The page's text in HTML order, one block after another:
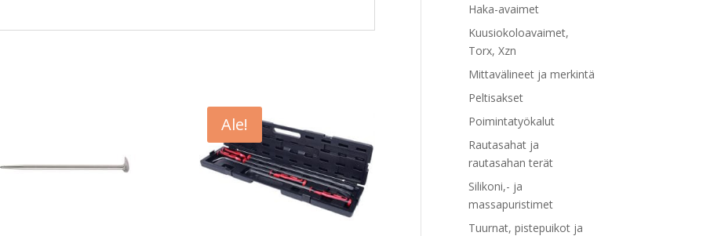
Ale!
Haka-avaimet
Kuusiokoloavaimet,
Torx, Xzn
Mittavälineet ja merkintä
Peltisakset
Poimintatyökalut
Rautasahat ja
rautasahan terät
Silikoni,- ja
massapuristimet
Tuurnat, pistepuikot ja